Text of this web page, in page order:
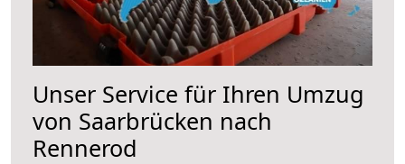
Unser Service für Ihren Umzug
von Saarbrücken nach
Rennerod